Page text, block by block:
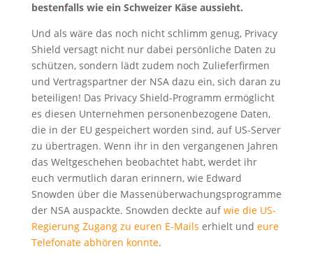
bestenfalls wie ein Schweizer Käse aussieht.
Und als wäre das noch nicht schlimm genug, Privacy
Shield versagt nicht nur dabei persönliche Daten zu
schützen, sondern lädt zudem noch Zulieferfirmen
und Vertragspartner der NSA dazu ein, sich daran zu
beteiligen! Das Privacy Shield-Programm ermöglicht
es diesen Unternehmen personenbezogene Daten,
die in der EU gespeichert worden sind, auf US-Server
zu übertragen. Wenn ihr in den vergangenen Jahren
das Weltgeschehen beobachtet habt, werdet ihr
euch vermutlich daran erinnern, wie Edward
Snowden über die Massenüberwachungsprogramme
der NSA auspackte. Snowden deckte aufwie die US-
Regierung Zugang zu euren E-Mails erhielt und eure
Telefonate abhören konnte.